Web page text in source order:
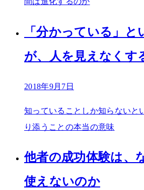
「分かっている」と
が、人を見えなくす
2018年9月7日
知っていることしか知らないと
り添うことの本当の意味
他者の成功体験は、
使えないのか